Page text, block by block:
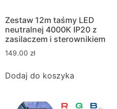
Zestaw 12m taśmy LED
neutralnej 4000K IP20 z
zasilaczem i sterownikiem
149.00 zł
Dodaj do koszyka